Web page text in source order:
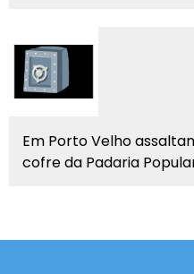
Em Porto Velho
cofre da Padaria